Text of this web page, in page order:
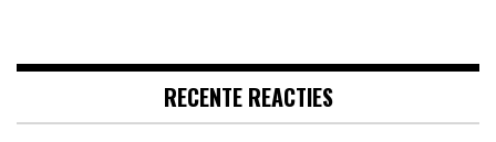
RECENTE REACTIES